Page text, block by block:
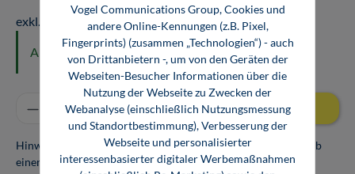
exkl. MwSt.: 4,03 €
Als Sofortdownload verfügbar
Produkt Anzahl: Gib den gewünschten
In den Warenkorb
Hinweis: Als Firmenkunde erhalten Sie einen Mengenrabatt ab
einer Abnahmemenge von 10 Exemplaren. Die Bücher dürfen
Vogel Communications Group, Cookies und
andere Online-Kennungen (z.B. Pixel,
Fingerprints) (zusammen „Technologien“) - auch
von Drittanbietern -, um von den Geräten der
Webseiten-Besucher Informationen über die
Nutzung der Webseite zu Zwecken der
Webanalyse (einschließlich Nutzungsmessung
und Standortbestimmung), Verbesserung der
Webseite und personalisierter
interessenbasierter digitaler Werbemaßnahmen